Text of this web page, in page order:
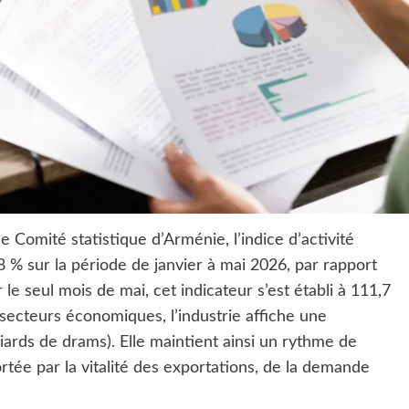
statistique d’Arménie, l’indice d’activité
% sur la période de janvier à mai 2026, par rapport
seul mois de mai, cet indicateur s’est établi à 111,7
économiques, l’industrie affiche une
de drams). Elle maintient ainsi un rythme de
par la vitalité des exportations, de la demande
École Tebrotzassère – Le
Raincy